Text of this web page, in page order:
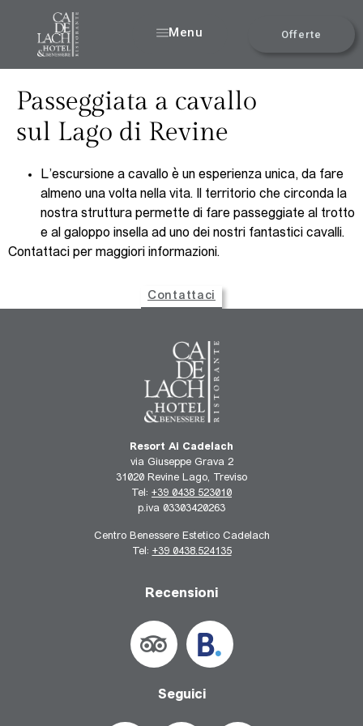
Menu Offerte
Passeggiata a cavallo
sul Lago di Revine
L’escursione a cavallo è un esperienza unica, da fare
almeno una volta nella vita. Il territorio che circonda la
nostra struttura permette di fare passeggiate al trotto
e al galoppo insella ad uno dei nostri fantastici cavalli.
Contattaci per maggiori informazioni.
Contattaci
Resort Ai Cadelach
via Giuseppe Grava 2
31020 Revine Lago, Treviso
Tel: +39 0438 523010
p.iva 03303420263
Centro Benessere Estetico Cadelach
Tel: +39 0438.524135
Recensioni
Seguici